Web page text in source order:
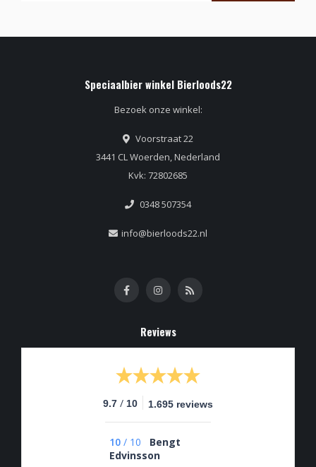
Speciaalbier winkel Bierloods22
Bezoek onze winkel:
Voorstraat 22
3441 CL Woerden, Nederland
Kvk: 72802685
0348 507354
info@bierloods22.nl
Reviews
9.7 / 10 1.695 reviews
10 / 10
Bengt
Edvinsson